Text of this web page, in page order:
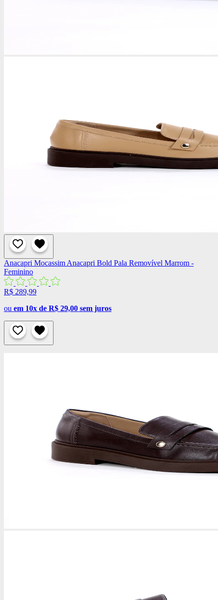
Anacapri Mocassim Anacapri Bold Pala Removível Marrom -
Feminino
R$ 289,99
ou em 10x de R$ 29,00 sem juros